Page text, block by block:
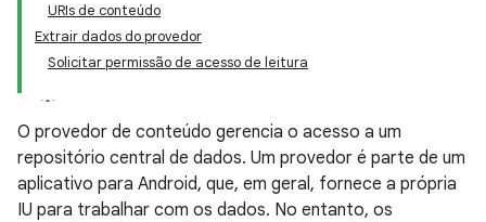
URIs de conteúdo
Extrair dados do provedor
Solicitar permissão de acesso de leitura
O provedor de conteúdo gerencia o acesso a um
repositório central de dados. Um provedor é parte de um
aplicativo para Android, que, em geral, fornece a própria
IU para trabalhar com os dados. No entanto, os